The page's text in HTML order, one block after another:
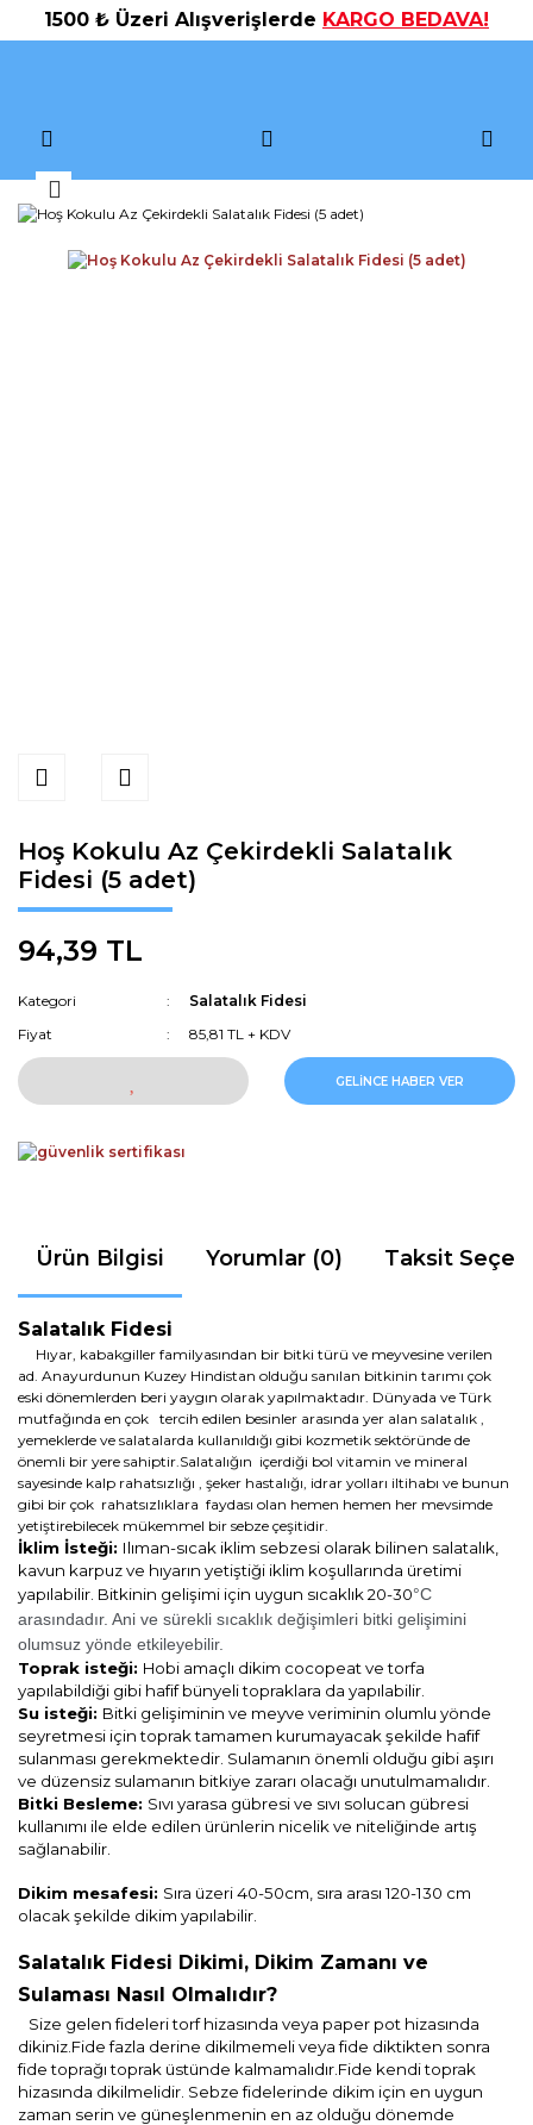
1500 ₺ Üzeri Alışverişlerde KARGO BEDAVA!
Hoş Kokulu Az Çekirdekli Salatalık
Fidesi (5 adet)
94,39 TL
Kategori
Salatalık Fidesi
Fiyat
85,81 TL + KDV
GELİNCE HABER VER
Ürün Bilgisi Yorumlar (0) Taksit
Salatalık Fidesi
Hıyar, kabakgiller familyasından bir bitki türü ve meyvesine verilen
ad. Anayurdunun Kuzey Hindistan olduğu sanılan bitkinin tarımı çok
eski dönemlerden beri yaygın olarak yapılmaktadır. Dünyada ve Türk
mutfağında en çok tercih edilen besinler arasında yer alan salatalık ,
yemeklerde ve salatalarda kullanıldığı gibi kozmetik sektöründe de
önemli bir yere sahiptir.Salatalığın içerdiği bol vitamin ve mineral
sayesinde kalp rahatsızlığı , şeker hastalığı, idrar yolları iltihabı ve bunun
gibi bir çok rahatsızlıklara faydası olan hemen hemen her mevsimde
yetiştirebilecek mükemmel bir sebze çeşitidir.
İklim İsteği: Ilıman-sıcak iklim sebzesi olarak bilinen salatalık,
kavun karpuz ve hıyarın yetiştiği iklim koşullarında üretimi
yapılabilir. Bitkinin gelişimi için uygun sıcaklık 20-30°C
arasındadır. Ani ve sürekli sıcaklık değişimleri bitki gelişimini
olumsuz yönde etkileyebilir.
Toprak isteği: Hobi amaçlı dikim cocopeat ve torfa
yapılabildiği gibi hafif bünyeli topraklara da yapılabilir.
Su isteği: Bitki gelişiminin ve meyve veriminin olumlu yönde
seyretmesi için toprak tamamen kurumayacak şekilde hafif
sulanması gerekmektedir. Sulamanın önemli olduğu gibi aşırı
ve düzensiz sulamanın bitkiye zararı olacağı unutulmamalıdır.
Bitki Besleme: Sıvı yarasa gübresi ve sıvı solucan gübresi
kullanımı ile elde edilen ürünlerin nicelik ve niteliğinde artış
sağlanabilir.
Dikim mesafesi: Sıra üzeri 40-50cm, sıra arası 120-130 cm
olacak şekilde dikim yapılabilir.
Salatalık Fidesi Dikimi, Dikim Zamanı ve
Sulaması Nasıl Olmalıdır?
Size gelen fideleri torf hizasında veya paper pot hizasında
dikiniz.Fide fazla derine dikilmemeli veya fide diktikten sonra
fide toprağı toprak üstünde kalmamalıdır.Fide kendi toprak
hizasında dikilmelidir. Sebze fidelerinde dikim için en uygun
zaman serin ve güneşlenmenin en az olduğu dönemde